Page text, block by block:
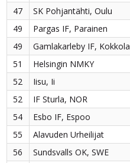
47
SK Pohjantähti, Oulu
49
Pargas IF, Parainen
49
Gamlakarleby IF, Kokkola
51
Helsingin NMKY
52
Iisu, Ii
52
IF Sturla, NOR
54
Esbo IF, Espoo
55
Alavuden Urheilijat
56
Sundsvalls OK, SWE